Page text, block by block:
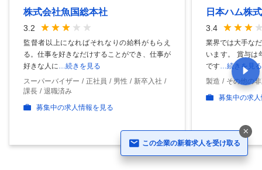
株式会社魚国総本社
3.2
監督者以上になればそれなりの給料がもらえ
る。仕事を好きなだけすることができ、仕事が
好きな人に…続きを見る
スーパーバイザー
正社員 男性
新卒入社
課長
退職済み
募集中の求人情報を見る
日本ハム株
3.4
業界では大手な
います。 賞与は
です…続きを見る
製造
その他の
募集中の求
この企業の新着求人を受け取る